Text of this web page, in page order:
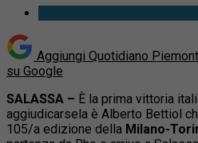
Aggiungi Quotidiano
su Google
SALASSA – È la prima vittoria
aggiudicarsela è Alberto Bettiol
105/a edizione della Milano-